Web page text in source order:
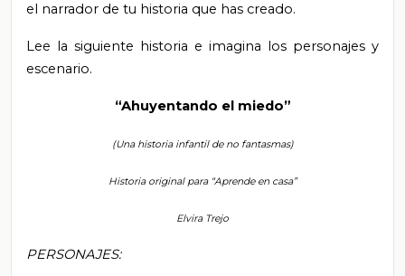
el narrador de tu historia que has creado.
Lee la siguiente historia e imagina los personajes y
escenario.
“Ahuyentando el miedo”
(Una historia infantil de no fantasmas)
Historia original para “Aprende en casa”
Elvira Trejo
PERSONAJES: